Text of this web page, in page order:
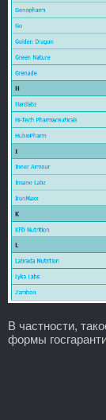
В частности,
формы